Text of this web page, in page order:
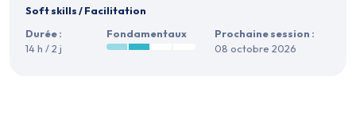
Soft skills/Facilitation
Durée :
14 h / 2 j
Fondamentaux
Prochaine session :
08 octobre 2026